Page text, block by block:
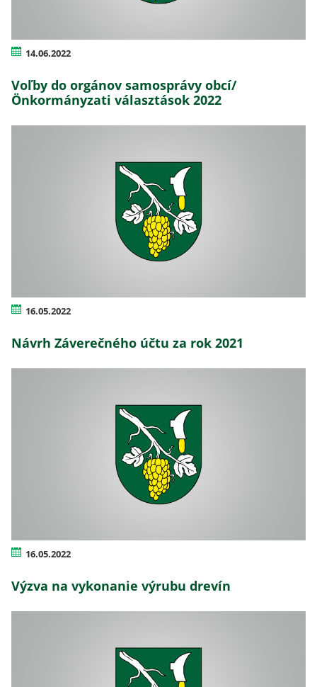
14.06.2022
Voľby do orgánov samosprávy obcí/
Önkormányzati választások 2022
16.05.2022
Návrh Záverečného účtu za rok 2021
16.05.2022
Výzva na vykonanie výrubu drevín